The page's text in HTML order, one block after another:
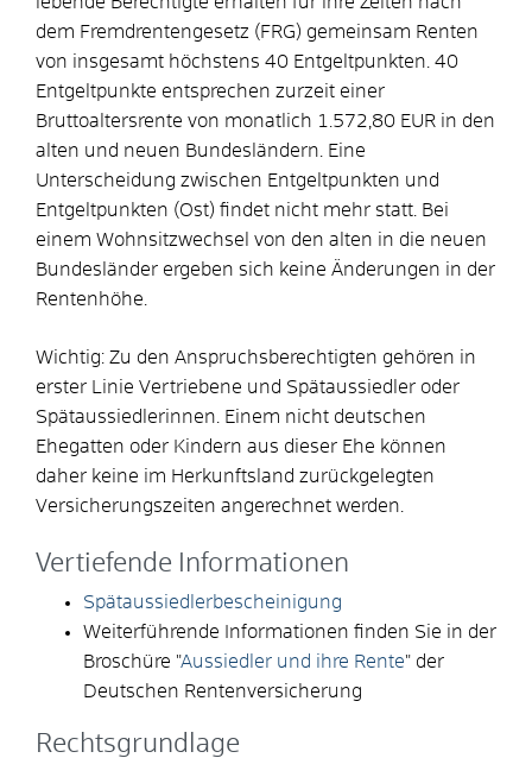
dem Fremdrentengesetz (FRG) gemeinsam Renten
von insgesamt höchstens 40 Entgeltpunkten. 40
Entgeltpunkte entsprechen zurzeit einer
Bruttoaltersrente von monatlich 1.572,80 EUR in den
alten und neuen Bundesländern. Eine
Unterscheidung zwischen Entgeltpunkten und
Entgeltpunkten (Ost) findet nicht mehr statt. Bei
einem Wohnsitzwechsel von den alten in die neuen
Bundesländer ergeben sich keine Änderungen in der
Rentenhöhe.
Wichtig: Zu den Anspruchsberechtigten gehören in
erster Linie Vertriebene und Spätaussiedler oder
Spätaussiedlerinnen. Einem nicht deutschen
Ehegatten oder Kindern aus dieser Ehe können
daher keine im Herkunftsland zurückgelegten
Versicherungszeiten angerechnet werden.
Vertiefende Informationen
Spätaussiedlerbescheinigung
Weiterführende Informationen finden Sie in der
Broschüre "Aussiedler und ihre Rente" der
Deutschen Rentenversicherung
Rechtsgrundlage